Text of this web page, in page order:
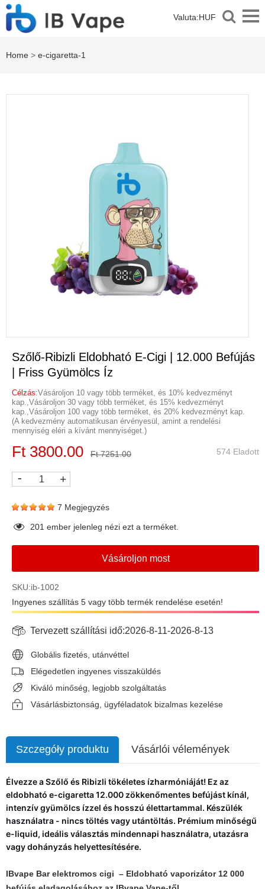
Valuta:HUF
Home > e-cigaretta-1
Szőlő-Ribizli Eldobható E-Cigi | 12.000 Befújás
| Friss Gyümölcs Íz
Célzás:Vásároljon 10 vagy több terméket, és 10% kedvezményt
kap.,Vásároljon 30 vagy több terméket, és 15% kedvezményt
kap.,Vásároljon 100 vagy több terméket, és 20% kedvezményt kap.
(A kedvezmény automatikusan érvényesül, amint a rendelési
mennyiség eléri a kívánt mennyiséget.)
Ft 3800.00 Ft 7251.00 574 Eladott
- +
7 Megjegyzés
201 ember jelenleg nézi ezt a terméket.
Vásároljon most
SKU:ib-1002
Ingyenes szállítás 5 vagy több termék rendelése esetén!
Tervezett szállítási idő:2026-8-11-2026-8-13
Globális fizetés, utánvéttel
Elégedetlen ingyenes visszaküldés
Kiváló minőség, legjobb szolgáltatás
Vásárlásbiztonság, ügyféladatok bizalmas kezelése
Szczegóły produktu Vásárlói vélemények
Élvezze a Szőlő és Ribizli tökéletes ízharmóniáját! Ez az
eldobható e-cigaretta 12.000 zökkenőmentes befújást kínál,
intenzív gyümölcs ízzel és hosszú élettartammal. Készülék
használatra - nincs töltés vagy utántöltás. Prémium minőségű
e-liquid, ideális választás mindennapi használatra, utazásra
vagy dohányzás helyettesítésére.
IBvape Bar elektromos cigi – Eldobható vaporizátor 12 000